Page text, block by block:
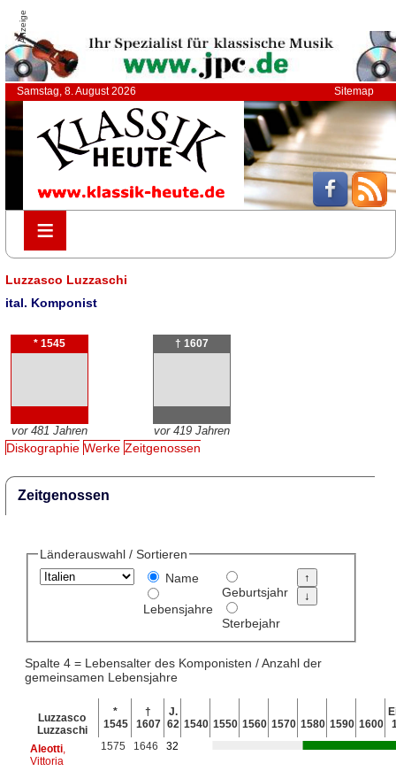
Anzeige
Samstag, 8. August 2026 Sitemap
≡
≡
Luzzasco Luzzaschi
ital. Komponist
* 1545
vor 481 Jahren
† 1607
vor 419 Jahren
Diskographie Werke Zeitgenossen
Zeitgenossen
Länderauswahl / Sortieren
Name
Lebensjahre
Geburtsjahr
Sterbejahr
Spalte 4 = Lebensalter des Komponisten / Anzahl der
gemeinsamen Lebensjahre
Luzzasco
Luzzaschi
*
1545
†
1607
J.
62 1540 1550 1560 1570 1580 1590 1600
Aleotti,
Vittoria
1575 1646 32